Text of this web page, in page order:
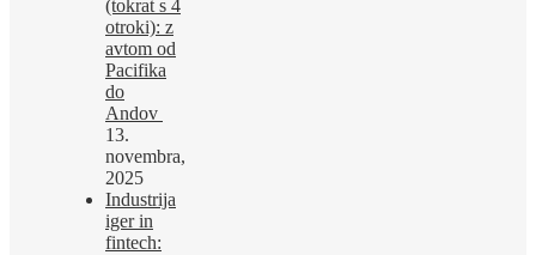
(tokrat s 4
otroki): z
avtom od
Pacifika
do
Andov
13.
novembra,
2025
Industrija
iger in
fintech: